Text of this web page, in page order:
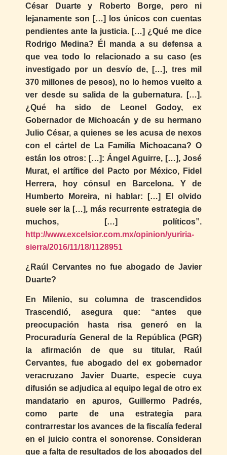
César Duarte y Roberto Borge, pero ni
lejanamente son […] los únicos con cuentas
pendientes ante la justicia. […] ¿Qué me dice
Rodrigo Medina? Él manda a su defensa a
que vea todo lo relacionado a su caso (es
investigado por un desvío de, […], tres mil
370 millones de pesos), no lo hemos vuelto a
ver desde su salida de la gubernatura. […].
¿Qué ha sido de Leonel Godoy, ex
Gobernador de Michoacán y de su hermano
Julio César, a quienes se les acusa de nexos
con el cártel de La Familia Michoacana? O
están los otros: […]: Ángel Aguirre, […], José
Murat, el artífice del Pacto por México, Fidel
Herrera, hoy cónsul en Barcelona. Y de
Humberto Moreira, ni hablar: […] El olvido
suele ser la […], más recurrente estrategia de
muchos, […] políticos”.
http://www.excelsior.com.mx/opinion/yuriria-
sierra/2016/11/18/1128951
¿Raúl Cervantes no fue abogado de Javier
Duarte?
En Milenio, su columna de trascendidos
Trascendió, asegura que: “antes que
preocupación hasta risa generó en la
Procuraduría General de la República (PGR)
la afirmación de que su titular, Raúl
Cervantes, fue abogado del ex gobernador
veracruzano Javier Duarte, especie cuya
difusión se adjudica al equipo legal de otro ex
mandatario en apuros, Guillermo Padrés,
como parte de una estrategia para
contrarrestar los avances de la fiscalía federal
en el juicio contra el sonorense. Consideran
que a falta de resultados de los abogados del